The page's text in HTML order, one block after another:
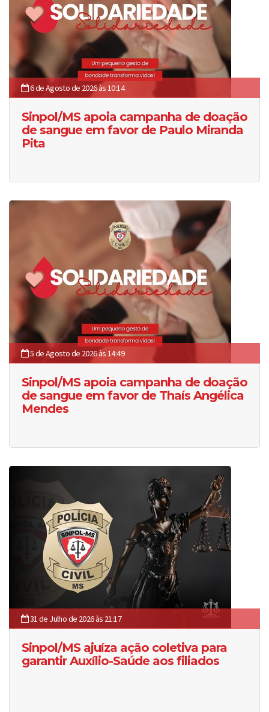
6 de Agosto de 2026 às 10:14
Sinpol/MS apoia campanha de doação
de sangue em favor de Paulo Miranda
Pita
5 de Agosto de 2026 às 14:49
Sinpol/MS apoia campanha de doação
de sangue em favor de Thaís Angélica
Mendes
31 de Julho de 2026 às 21:17
Sinpol/MS ajuíza ação coletiva para
garantir Auxílio-Saúde aos filiados